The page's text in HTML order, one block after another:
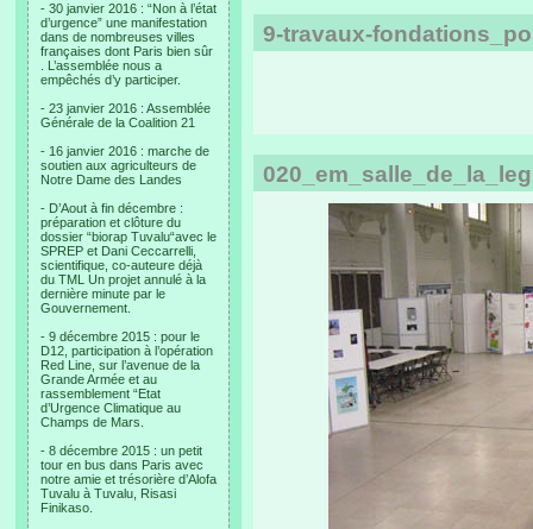
- 30 janvier 2016 : “Non à l’état
d’urgence” une manifestation
dans de nombreuses villes
françaises dont Paris bien sûr
. L’assemblée nous a
empêchés d’y participer.
- 23 janvier 2016 : Assemblée
Générale de la Coalition 21
- 16 janvier 2016 : marche de
soutien aux agriculteurs de
Notre Dame des Landes
- D’Aout à fin décembre :
préparation et clôture du
dossier “biorap Tuvalu“avec le
SPREP et Dani Ceccarrelli,
scientifique, co-auteure déjà
du TML Un projet annulé à la
dernière minute par le
Gouvernement.
- 9 décembre 2015 : pour le
D12, participation à l’opération
Red Line, sur l’avenue de la
Grande Armée et au
rassemblement “Etat
d’Urgence Climatique au
Champs de Mars.
- 8 décembre 2015 : un petit
tour en bus dans Paris avec
notre amie et trésorière d’Alofa
Tuvalu à Tuvalu, Risasi
Finikaso.
9-travaux-